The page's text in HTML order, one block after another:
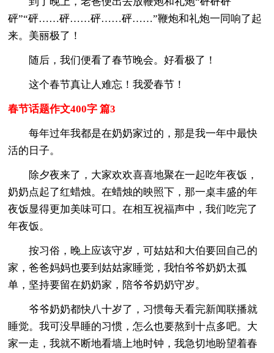
砰”“砰……砰……砰……砰……”鞭炮和礼炮一同响了起
来。美丽极了！
随后，我们便看了春节晚会。好看极了！
这个春节真让人难忘！我爱春节！
春节话题作文400字 篇3
每年过年我都是在奶奶家过的，那是我一年中最快
活的日子。
除夕夜来了，大家欢欢喜喜地聚在一起吃年夜饭，
奶奶点起了红蜡烛。在蜡烛的映照下，那一桌丰盛的年
夜饭显得更加美味可口。在相互祝福声中，我们吃完了
年夜饭。
按习俗，晚上应该守岁，可姑姑和大伯要回自己的
家，爸爸妈妈也要到姑姑家睡觉，我怕爷爷奶奶太孤
单，坚持要留在奶奶家，陪爷爷奶奶守岁。
爷爷奶奶都快八十岁了，习惯每天看完新闻联播就
睡觉。我可没早睡的习惯，怎么也要熬到十点多吧。大
家一走，我就不断地看墙上地时钟，我急切地盼望着春